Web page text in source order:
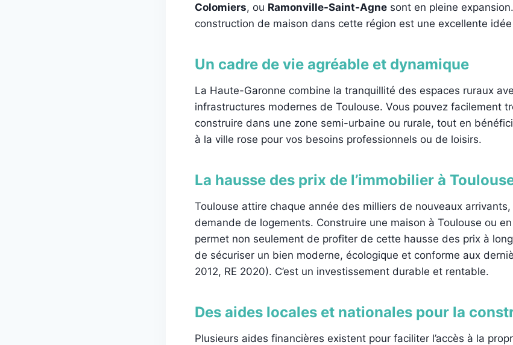
Colomiers, ou Ramonville-Saint-Agne sont en pleine
construction de maison dans cette région est une excellente
Un cadre de vie agréable et dynamique
La Haute-Garonne combine la tranquillité des espaces ruraux
infrastructures modernes de Toulouse. Vous pouvez facilement
construire dans une zone semi-urbaine ou rurale, tout en
à la ville rose pour vos besoins professionnels ou de loisirs.
La hausse des prix de l’immobilier à
Toulouse attire chaque année des milliers de nouveaux
demande de logements. Construire une maison à Toulouse ou
permet non seulement de profiter de cette hausse des prix à
de sécuriser un bien moderne, écologique et conforme aux
2012, RE 2020). C’est un investissement durable et rentable.
Des aides locales et nationales pour la
Plusieurs aides financières existent pour faciliter l’accès à la